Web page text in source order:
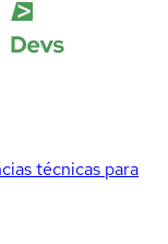
técnicas para